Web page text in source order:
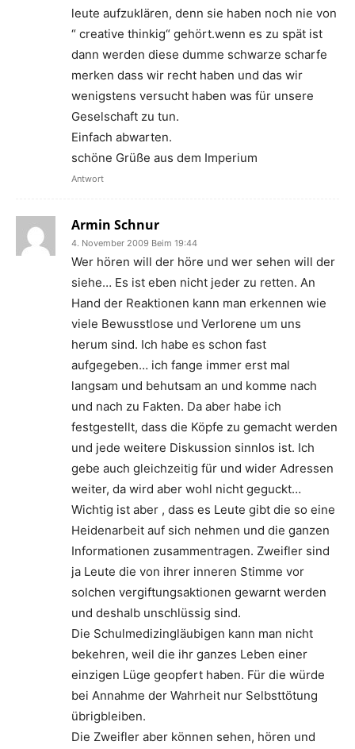
leute aufzuklären, denn sie haben noch nie von
“ creative thinkig“ gehört.wenn es zu spät ist
dann werden diese dumme schwarze scharfe
merken dass wir recht haben und das wir
wenigstens versucht haben was für unsere
Geselschaft zu tun.
Einfach abwarten.
schöne Grüße aus dem Imperium
Antwort
Armin Schnur
4. November 2009 Beim 19:44
Wer hören will der höre und wer sehen will der
siehe… Es ist eben nicht jeder zu retten. An
Hand der Reaktionen kann man erkennen wie
viele Bewusstlose und Verlorene um uns
herum sind. Ich habe es schon fast
aufgegeben… ich fange immer erst mal
langsam und behutsam an und komme nach
und nach zu Fakten. Da aber habe ich
festgestellt, dass die Köpfe zu gemacht werden
und jede weitere Diskussion sinnlos ist. Ich
gebe auch gleichzeitig für und wider Adressen
weiter, da wird aber wohl nicht geguckt…
Wichtig ist aber , dass es Leute gibt die so eine
Heidenarbeit auf sich nehmen und die ganzen
Informationen zusammentragen. Zweifler sind
ja Leute die von ihrer inneren Stimme vor
solchen vergiftungsaktionen gewarnt werden
und deshalb unschlüssig sind.
Die Schulmedizingläubigen kann man nicht
bekehren, weil die ihr ganzes Leben einer
einzigen Lüge geopfert haben. Für die würde
bei Annahme der Wahrheit nur Selbsttötung
übrigbleiben.
Die Zweifler aber können sehen, hören und